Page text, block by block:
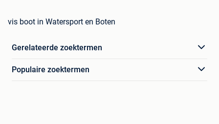
vis boot in Watersport en Boten
Gerelateerde zoektermen
Populaire zoektermen